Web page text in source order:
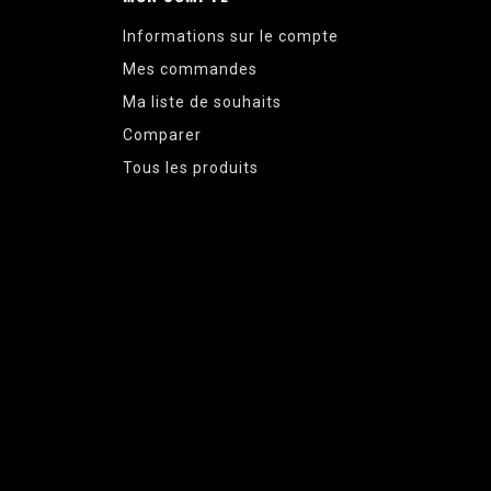
Informations sur le compte
Mes commandes
Ma liste de souhaits
Comparer
Tous les produits